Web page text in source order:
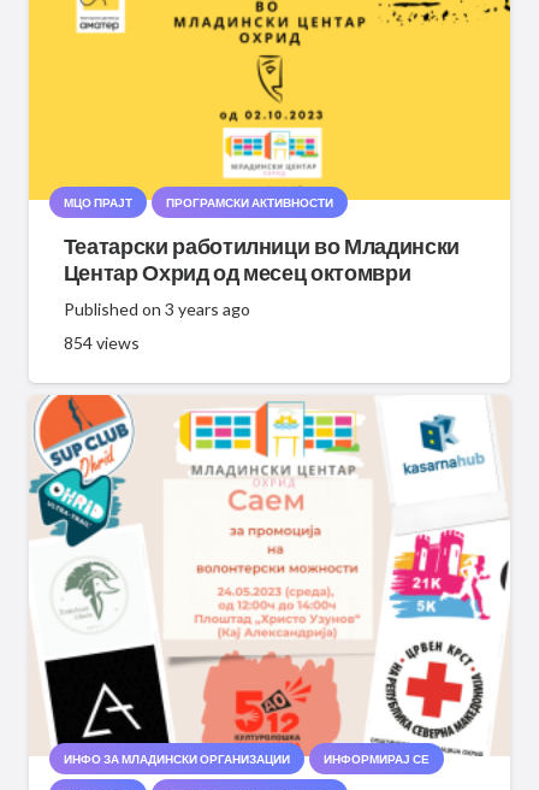
МЦО ПРАЈТ ПРОГРАМСКИ АКТИВНОСТИ
Театарски работилници во Младински
Центар Охрид од месец октомври
Published on 3 years ago
854views
ИНФО ЗА МЛАДИНСКИ ОРГАНИЗАЦИИ ИНФОРМИРАЈ СЕ